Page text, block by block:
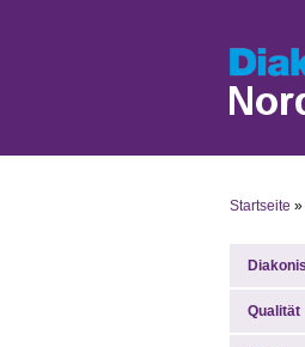
Startseite »
Qualität